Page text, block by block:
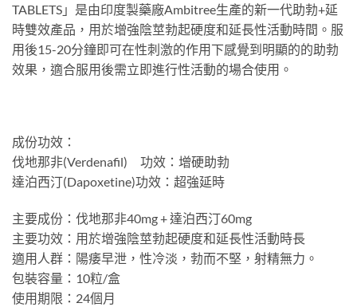
TABLETS」是由印度製藥廠Ambitree生產的新一代助勃+延
時雙效產品，用於增強陰莖勃起硬度和延長性活動時間。服
用後15-20分鐘即可在性刺激的作用下感覺到明顯的的助勃
效果，適合服用後需立即進行性活動的場合使用。
成份功效：
伐地那非(Verdenafil) 功效：增硬助勃
達泊西汀(Dapoxetine)功效：超強延時
主要成份：伐地那非40mg + 達泊西汀60mg
主要功效：用於增強陰莖勃起硬度和延長性活動時長
適用人群：陽痿早泄，性冷淡，勃而不堅，射精無力。
包裝容量：10粒/盒
使用期限：24個月